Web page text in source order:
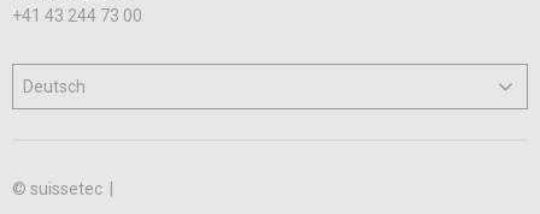
+41 43 244 73 00
© suissetec |